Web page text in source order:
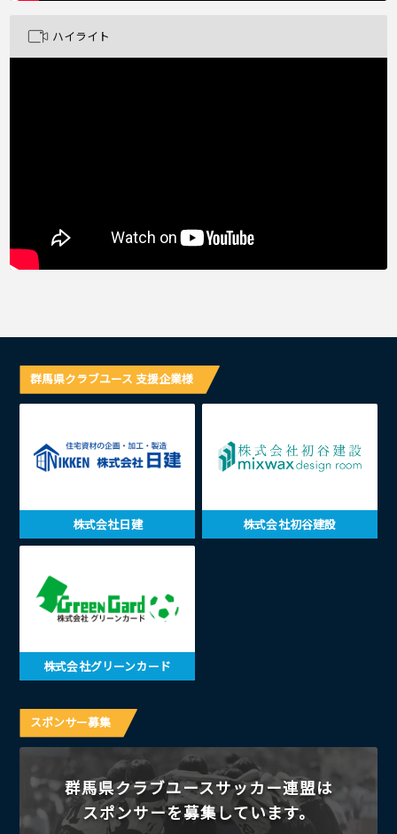
ハイライト
群馬県クラブユース 支援企業様
株式会社日建 株式会社初谷建設
株式会社グリーンカード
スポンサー募集
群馬県クラブユースサッカー連盟は
スポンサーを募集しています。